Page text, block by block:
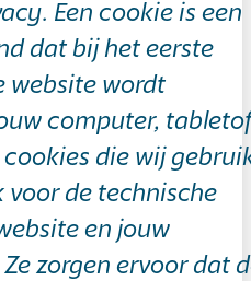
Een cookie is een
dat bij het eerste
website wordt
computer,
die wij
voor de technische
en jouw
zorgen ervoor dat